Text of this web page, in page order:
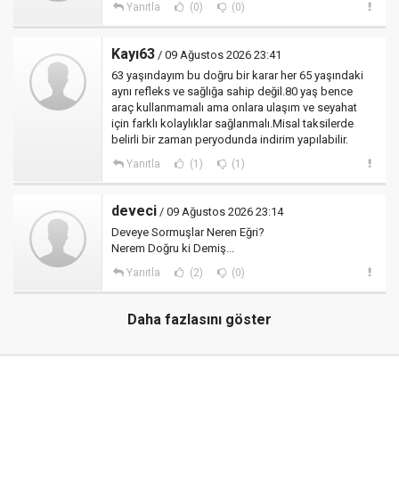
Yanıtla (0) (0)
Kayı63 / 09 Ağustos 2026 23:41
63 yaşındayım bu doğru bir karar her 65 yaşındaki
aynı refleks ve sağlığa sahip değil.80 yaş bence
araç kullanmamalı ama onlara ulaşım ve seyahat
için farklı kolaylıklar sağlanmalı.Misal taksilerde
belirli bir zaman peryodunda indirim yapılabilir.
Yanıtla (1) (1)
deveci / 09 Ağustos 2026 23:14
Deveye Sormuşlar Neren Eğri?
Nerem Doğru ki Demiş...
Yanıtla (2) (0)
Daha fazlasını göster